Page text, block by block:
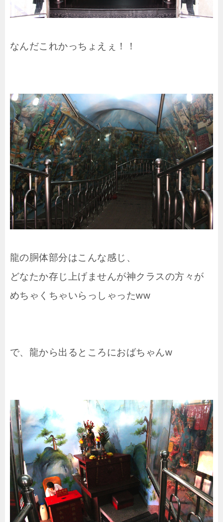
なんだこれかっちょえぇ！！
龍の胴体部分はこんな感じ、
どなたか存じ上げませんが神クラスの方々が
めちゃくちゃいらっしゃったww
で、龍から出るところにおばちゃんw